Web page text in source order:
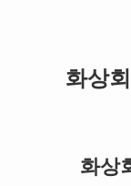
화상
화상